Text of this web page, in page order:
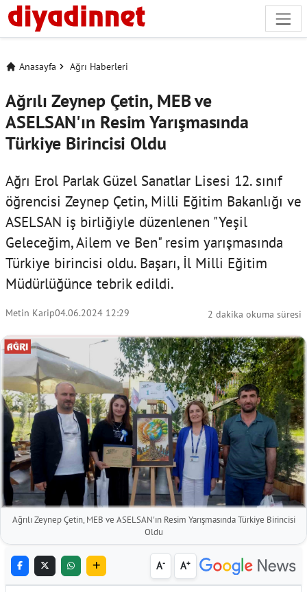
Anasayfa Ağrı Haberleri
Ağrılı Zeynep Çetin, MEB ve
ASELSAN'ın Resim Yarışmasında
Türkiye Birincisi Oldu
Ağrı Erol Parlak Güzel Sanatlar Lisesi 12. sınıf
öğrencisi Zeynep Çetin, Milli Eğitim Bakanlığı ve
ASELSAN iş birliğiyle düzenlenen "Yeşil
Geleceğim, Ailem ve Ben" resim yarışmasında
Türkiye birincisi oldu. Başarı, İl Milli Eğitim
Müdürlüğünce tebrik edildi.
Metin Karip04.06.2024 12:29 2 dakika okuma süresi
Ağrılı Zeynep Çetin, MEB ve ASELSAN'ın Resim Yarışmasında Türkiye Birincisi
Oldu
A- A+